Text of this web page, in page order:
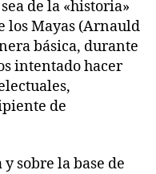
de la «historia»
los Mayas (Arnauld
básica, durante
intentado hacer
de
sobre la base de